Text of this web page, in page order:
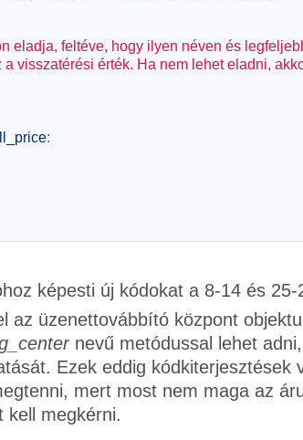
eladja, feltéve, hogy ilyen néven és
érték. Ha nem lehet eladni,
:
képesti új kódokat a 8-14 és
üzenettovábbító központ
nevű metódussal lehet
Ezek eddig kódkiterjesztések
mert most nem maga az
kell megkérni.